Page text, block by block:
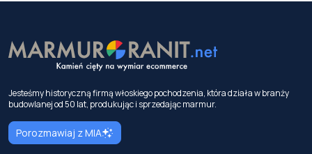
Jesteśmy historyczną firmą włoskiego pochodzenia, która działa w branży
budowlanej od 50 lat, produkując i sprzedając marmur.
Porozmawiaj z MIA